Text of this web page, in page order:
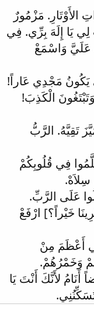
الأَوْتَارِ. مَزْمُورٌ
يَا إِلَهَ بِرِّي. فِي
عَلَيَّ وَاسْمَعْ
يَكُونُ مَجْدِي عَاراً!
الْكَذِبَ!
تَقِيَّهُ. الرَّبُّ
فِي قُلُوبِكُمْ
عَلَى الرَّبِّ.
خَيْراً؟] ارْفَعْ
أَعْظَمَ مِنْ
وَخَمْرُهُمْ.
لأَنَّكَ أَنْتَ يَا